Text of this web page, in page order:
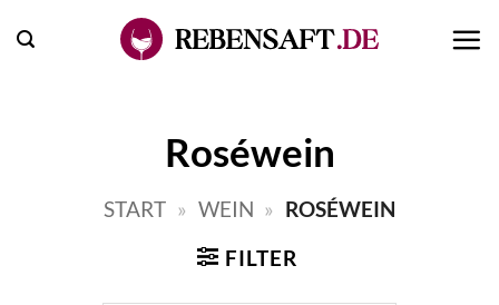
Inhalt
Roséwein
START » WEIN » ROSÉWEIN
FILTER